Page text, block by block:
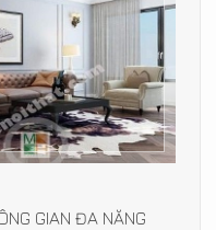
GIAN ĐA NĂNG